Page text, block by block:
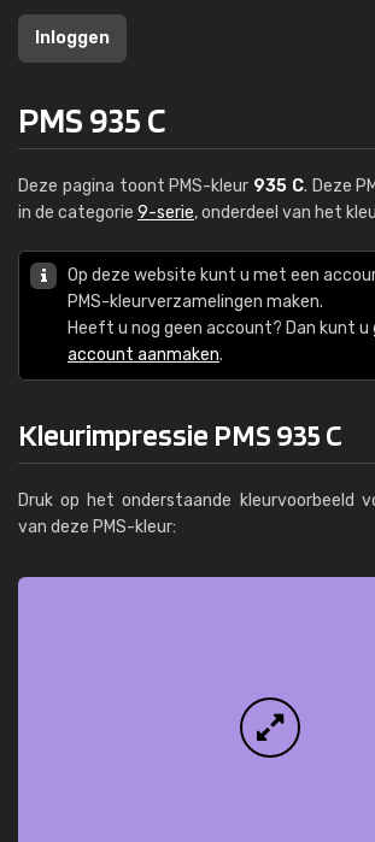
Inloggen
PMS 935 C
Deze pagina toont PMS-kleur 935 C. Deze
in de categorie 9-serie, onderdeel van het
Op deze website kunt u met een
PMS-kleurverzamelingen maken.
Heeft u nog geen account? Dan kunt u
account aanmaken.
Kleurimpressie PMS 935 C
Druk op het onderstaande kleurvoorbeeld
van deze PMS-kleur: